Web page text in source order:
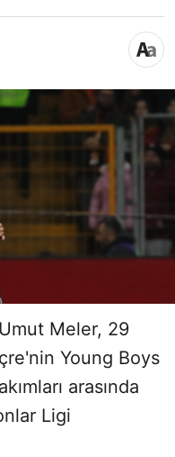
Meler, 29
Young Boys
arasında
Ligi